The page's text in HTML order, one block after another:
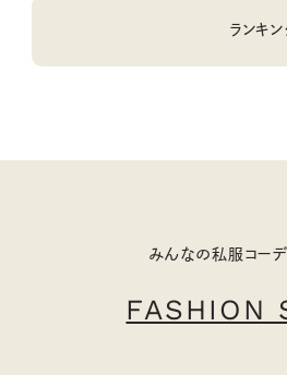
ランキ
みんなの私服コーデ
FASHION